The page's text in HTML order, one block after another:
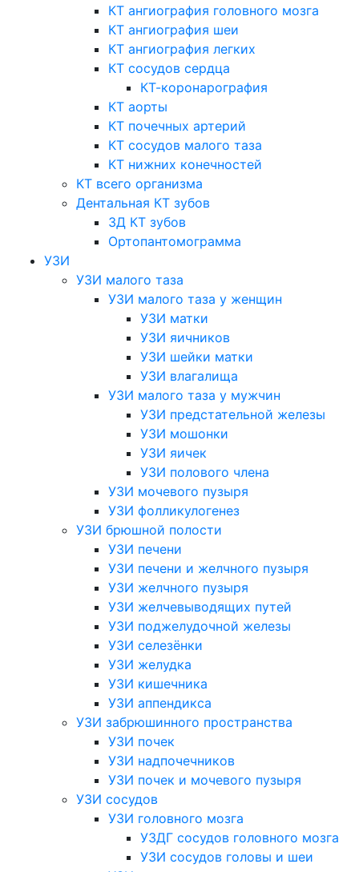
КТ ангиография головного мозга
КТ ангиография шеи
КТ ангиография легких
КТ сосудов сердца
КТ-коронарография
КТ аорты
КТ почечных артерий
КТ сосудов малого таза
КТ нижних конечностей
КТ всего организма
Дентальная КТ зубов
3Д КТ зубов
Ортопантомограмма
УЗИ
УЗИ малого таза
УЗИ малого таза у женщин
УЗИ матки
УЗИ яичников
УЗИ шейки матки
УЗИ влагалища
УЗИ малого таза у мужчин
УЗИ предстательной железы
УЗИ мошонки
УЗИ яичек
УЗИ полового члена
УЗИ мочевого пузыря
УЗИ фолликулогенез
УЗИ брюшной полости
УЗИ печени
УЗИ печени и желчного пузыря
УЗИ желчного пузыря
УЗИ желчевыводящих путей
УЗИ поджелудочной железы
УЗИ селезёнки
УЗИ желудка
УЗИ кишечника
УЗИ аппендикса
УЗИ забрюшинного пространства
УЗИ почек
УЗИ надпочечников
УЗИ почек и мочевого пузыря
УЗИ сосудов
УЗИ головного мозга
УЗДГ сосудов головного мозга
УЗИ сосудов головы и шеи